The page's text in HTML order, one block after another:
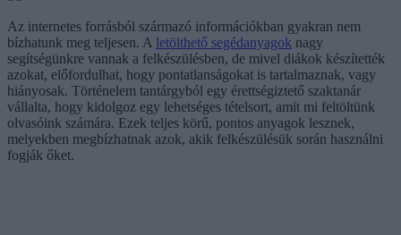
Az internetes forrásból származó információkban gyakran nem
bízhatunk meg teljesen. A letölthető segédanyagok nagy
segítségünkre vannak a felkészülésben, de mivel diákok készítették
azokat, előfordulhat, hogy pontatlanságokat is tartalmaznak, vagy
hiányosak. Történelem tantárgyból egy érettségiztető szaktanár
vállalta, hogy kidolgoz egy lehetséges tételsort, amit mi feltöltünk
olvasóink számára. Ezek teljes körű, pontos anyagok lesznek,
melyekben megbízhatnak azok, akik felkészülésük során használni
fogják őket.